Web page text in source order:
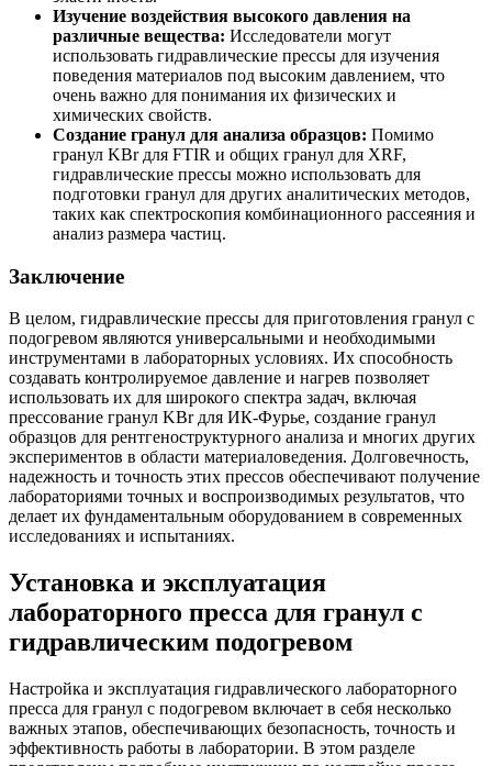
Изучение воздействия высокого давления на
различные вещества: Исследователи могут
использовать гидравлические прессы для изучения
поведения материалов под высоким давлением, что
очень важно для понимания их физических и
химических свойств.
Создание гранул для анализа образцов: Помимо
гранул KBr для FTIR и общих гранул для XRF,
гидравлические прессы можно использовать для
подготовки гранул для других аналитических методов,
таких как спектроскопия комбинационного рассеяния и
анализ размера частиц.
Заключение
В целом, гидравлические прессы для приготовления гранул с
подогревом являются универсальными и необходимыми
инструментами в лабораторных условиях. Их способность
создавать контролируемое давление и нагрев позволяет
использовать их для широкого спектра задач, включая
прессование гранул KBr для ИК-Фурье, создание гранул
образцов для рентгеноструктурного анализа и многих других
экспериментов в области материаловедения. Долговечность,
надежность и точность этих прессов обеспечивают получение
лабораториями точных и воспроизводимых результатов, что
делает их фундаментальным оборудованием в современных
исследованиях и испытаниях.
Установка и эксплуатация
лабораторного пресса для гранул с
гидравлическим подогревом
Настройка и эксплуатация гидравлического лабораторного
пресса для гранул с подогревом включает в себя несколько
важных этапов, обеспечивающих безопасность, точность и
эффективность работы в лаборатории. В этом разделе